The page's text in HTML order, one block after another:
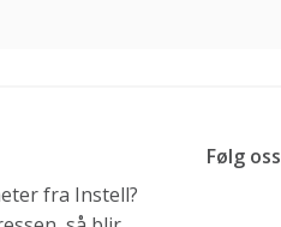
fra Instell?
Følg oss